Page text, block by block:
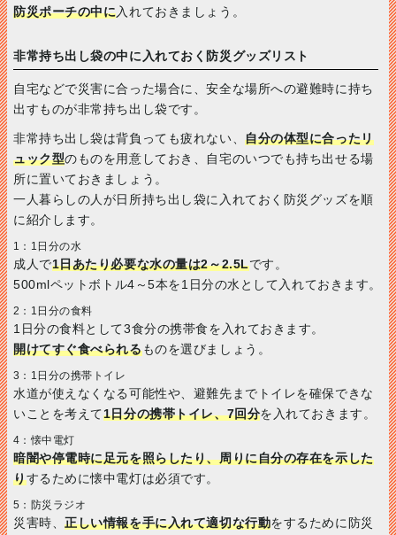
防災ポーチの中に入れておきましょう。
非常持ち出し袋の中に入れておく防災グッズリスト
自宅などで災害に合った場合に、安全な場所への避難時に持ち
出すものが非常持ち出し袋です。
非常持ち出し袋は背負っても疲れない、自分の体型に合ったリ
ュック型のものを用意しておき、自宅のいつでも持ち出せる場
所に置いておきましょう。
一人暮らしの人が日所持ち出し袋に入れておく防災グッズを順
に紹介します。
1：1日分の水
成人で1日あたり必要な水の量は2～2.5Lです。
500mlペットボトル4～5本を1日分の水として入れておきます。
2：1日分の食料
1日分の食料として3食分の携帯食を入れておきます。
開けてすぐ食べられるものを選びましょう。
3：1日分の携帯トイレ
水道が使えなくなる可能性や、避難先までトイレを確保できな
いことを考えて1日分の携帯トイレ、7回分を入れておきます。
4：懐中電灯
暗闇や停電時に足元を照らしたり、周りに自分の存在を示した
りするために懐中電灯は必須です。
5：防災ラジオ
災害時、正しい情報を手に入れて適切な行動をするために防災